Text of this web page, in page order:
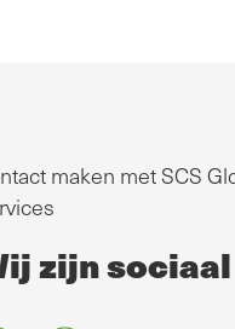
maken met SCS
zijn sociaal